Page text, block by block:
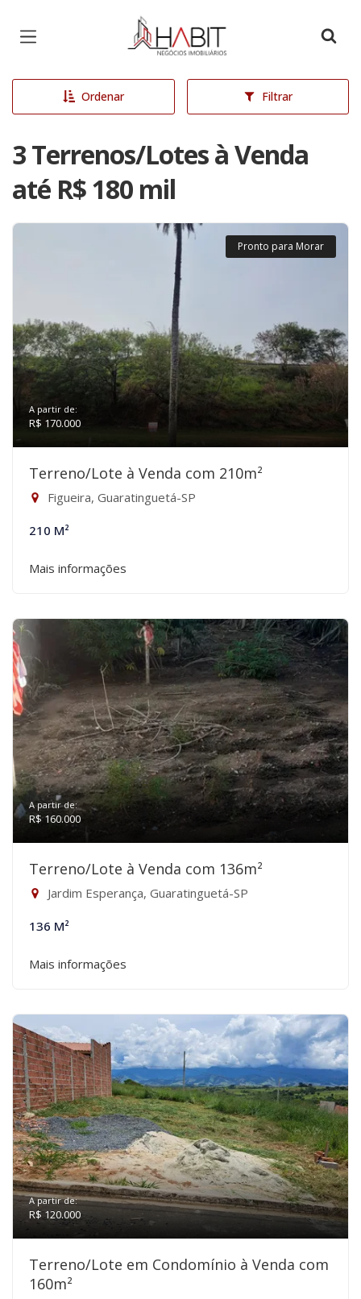
Página inicial
Ordenar Filtrar
3 Terrenos/Lotes à Venda
até R$ 180 mil
Pronto para Morar
A partir de:
R$ 170.000
Terreno/Lote à Venda com 210m²
Figueira, Guaratinguetá-SP
210 M²
Mais informações
A partir de:
R$ 160.000
Terreno/Lote à Venda com 136m²
Jardim Esperança, Guaratinguetá-SP
136 M²
Mais informações
A partir de:
R$ 120.000
Terreno/Lote em Condomínio à Venda com
160m²